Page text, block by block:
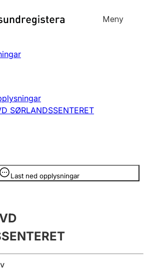
til
Meny
slette
slette
SØRLANDSSENTERET
Last ned opplysningar